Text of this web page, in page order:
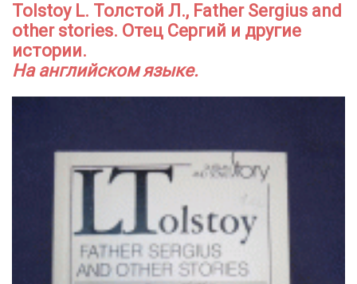
Tolstoy L. Толстой Л., Father Sergius and
other stories. Отец Сергий и другие
истории.
На английском языке.